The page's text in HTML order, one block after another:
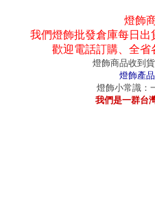
燈飾
我們燈飾批發倉庫每日
歡迎電話訂購、全
燈飾商品收到
燈飾產
燈飾小常識：
我們是一群台